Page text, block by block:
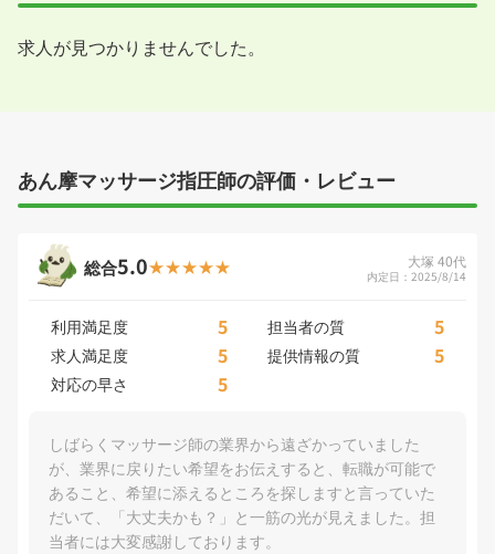
求人が見つかりませんでした。
あん摩マッサージ指圧師の評価・レビュー
総合5.0 大塚 40代
内定日：2025/8/14
利用満足度 5 担当者の質 5
求人満足度 5 提供情報の質 5
対応の早さ 5
しばらくマッサージ師の業界から遠ざかっていました
が、業界に戻りたい希望をお伝えすると、転職が可能で
あること、希望に添えるところを探しますと言っていた
だいて、「大丈夫かも？」と一筋の光が見えました。担
当者には大変感謝しております。